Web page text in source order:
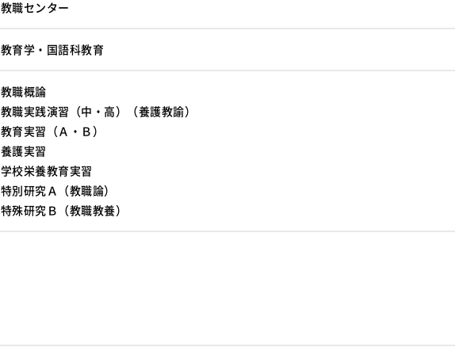
教職センター
教育学・国語科教育
教職概論
教職実践演習（中・高）（養護教諭）
教育実習（Ａ・Ｂ）
養護実習
学校栄養教育実習
特別研究Ａ（教職論）
特殊研究Ｂ（教職教養）